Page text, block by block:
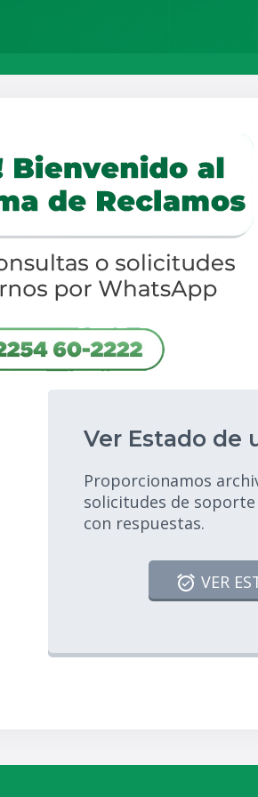
Ver Estado de
Proporcionamos
solicitudes de
con respuestas.
VER